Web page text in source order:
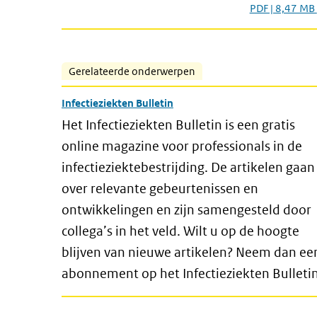
PDF | 8,47 MB
Gerelateerde onderwerpen
Infectieziekten Bulletin
Het Infectieziekten Bulletin is een gratis
online magazine voor professionals in de
infectieziektebestrijding. De artikelen gaan
over relevante gebeurtenissen en
ontwikkelingen en zijn samengesteld door
collega’s in het veld. Wilt u op de hoogte
blijven van nieuwe artikelen? Neem dan
abonnement op het Infectieziekten